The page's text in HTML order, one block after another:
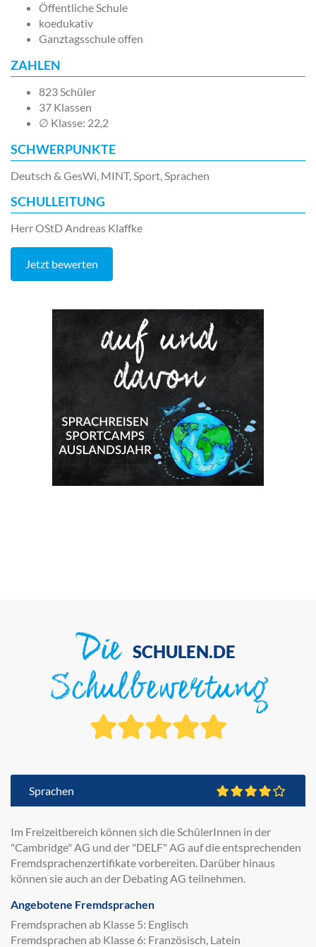
Öffentliche Schule
koedukativ
Ganztagsschule offen
ZAHLEN
823 Schüler
37 Klassen
∅ Klasse: 22,2
SCHWERPUNKTE
Deutsch & GesWi, MINT, Sport, Sprachen
SCHULLEITUNG
Herr OStD Andreas Klaffke
Jetzt bewerten
Die SCHULEN.DE
Schulbewertung
Sprachen
Im Freizeitbereich können sich die SchülerInnen in der
"Cambridge" AG und der "DELF" AG auf die entsprechenden
Fremdsprachenzertifikate vorbereiten. Darüber hinaus
können sie auch an der Debating AG teilnehmen.
Angebotene Fremdsprachen
Fremdsprachen ab Klasse 5: Englisch
Fremdsprachen ab Klasse 6: Französisch, Latein